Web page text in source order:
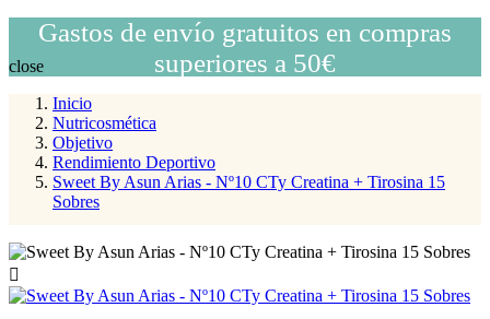
Gastos de envío gratuitos en compras
superiores a 50€
close
Inicio
Nutricosmética
Objetivo
Rendimiento Deportivo
Sweet By Asun Arias - Nº10 CTy Creatina + Tirosina 15
Sobres
